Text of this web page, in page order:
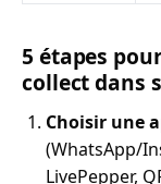
5 étapes
collect dans
Choisir une
(WhatsApp/
LivePepper,